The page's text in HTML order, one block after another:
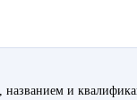
названием и